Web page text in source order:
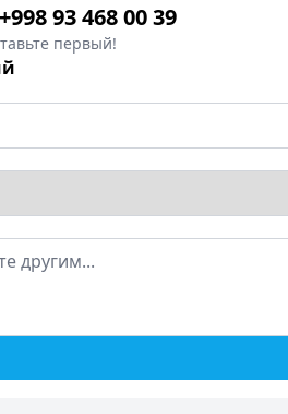
93 468 00 39
первый!